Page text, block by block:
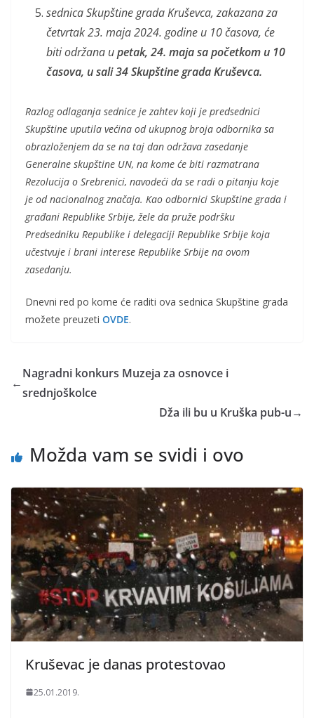
sednica Skupštine grada Kruševca, zakazana za
četvrtak 23. maja 2024. godine u 10 časova, će
biti održana upetak, 24. maja sa početkom u 10
časova, u sali 34 Skupštine grada Kruševca.
Razlog odlaganja sednice je zahtev koji je predsednici
Skupštine uputila većina od ukupnog broja odbornika sa
obrazloženjem da se na taj dan održava zasedanje
Generalne skupštine UN, na kome će biti razmatrana
Rezolucija o Srebrenici, navodeći da se radi o pitanju koje
je od nacionalnog značaja. Kao odbornici Skupštine grada i
građani Republike Srbije, žele da pruže podršku
Predsedniku Republike i delegaciji Republike Srbije koja
učestvuje i brani interese Republike Srbije na ovom
zasedanju.
Dnevni red po kome će raditi ova sednica Skupštine grada
možete preuzeti OVDE.
←
Nagradni konkurs Muzeja za osnovce i
srednjoškolce
Dža ili bu u Kruška pub-u→
Možda vam se svidi i ovo
Kruševac je danas protestovao
25.01.2019.